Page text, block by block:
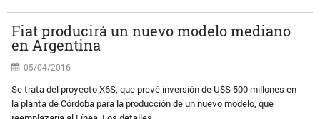
Fiat producirá un nuevo modelo mediano
en Argentina
05/04/2016
Se trata del proyecto X6S, que prevé inversión de U$S 500 millones en
la planta de Córdoba para la producción de un nuevo modelo, que